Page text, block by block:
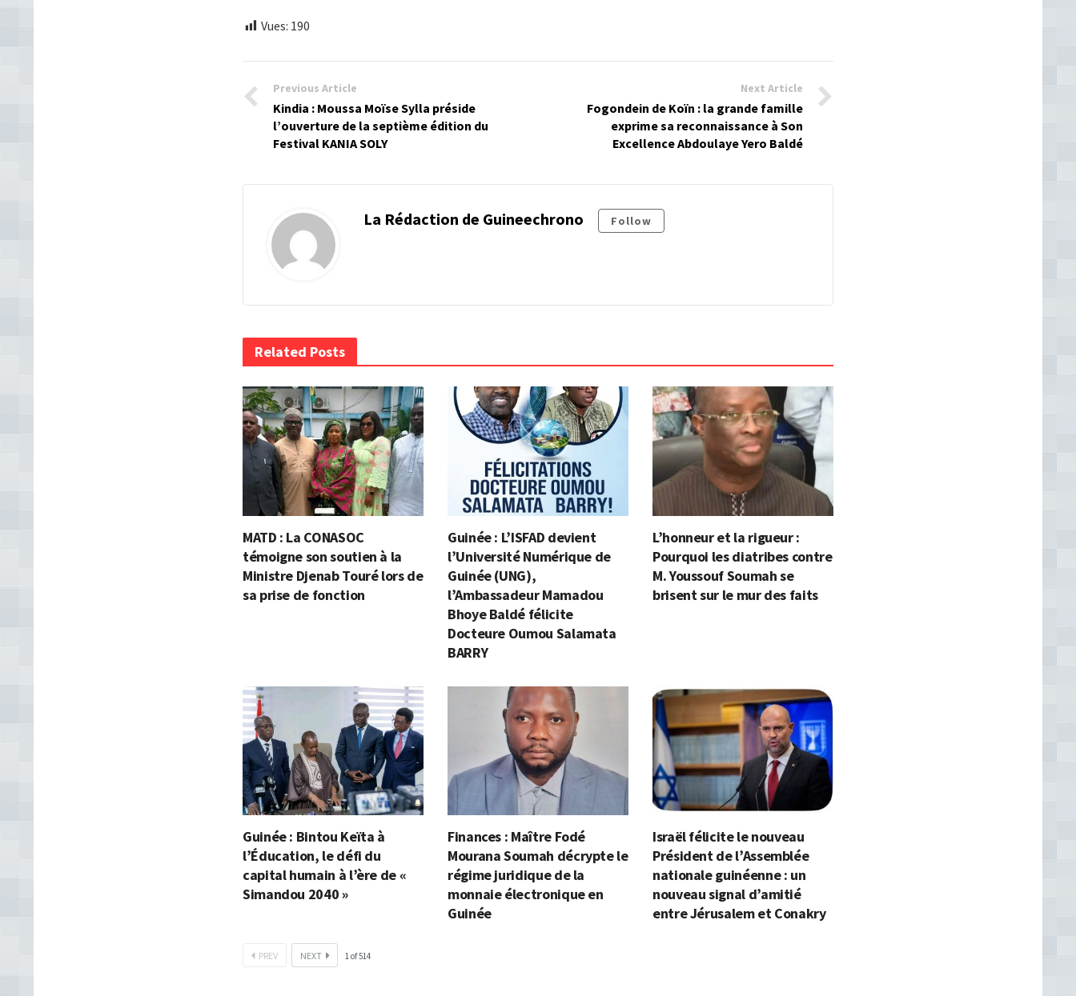
Vues: 190
Previous Article
Kindia : Moussa Moïse Sylla préside
l’ouverture de la septième édition du
Festival KANIA SOLY
Next Article
Fogondein de Koïn : la grande famille
exprime sa reconnaissance à Son
Excellence Abdoulaye Yero Baldé
La Rédaction de Guineechrono Follow
Related Posts
MATD : La CONASOC
témoigne son soutien à la
Ministre Djenab Touré lors de
sa prise de fonction
Guinée : L’ISFAD devient
l’Université Numérique de
Guinée (UNG),
l’Ambassadeur Mamadou
Bhoye Baldé félicite
Docteure Oumou Salamata
BARRY
L’honneur et la rigueur :
Pourquoi les diatribes contre
M. Youssouf Soumah se
brisent sur le mur des faits
Guinée : Bintou Keïta à
l’Éducation, le défi du
capital humain à l’ère de «
Simandou 2040 »
Finances : Maître Fodé
Mourana Soumah décrypte le
régime juridique de la
monnaie électronique en
Guinée
Israël félicite le nouveau
Président de l’Assemblée
nationale guinéenne : un
nouveau signal d’amitié
entre Jérusalem et Conakry
PREV NEXT 1of514